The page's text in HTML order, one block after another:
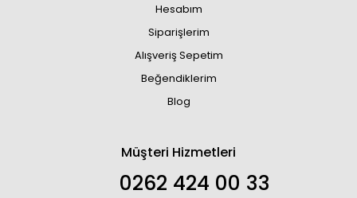
Hesabım
Siparişlerim
Alışveriş Sepetim
Beğendiklerim
Blog
Müşteri Hizmetleri
0262 424 00 33